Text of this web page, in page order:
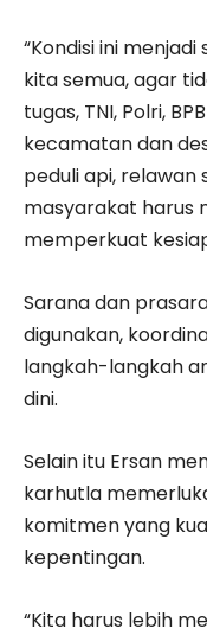
“Kondisi ini
kita semua, agar
tugas, TNI, Polri,
kecamatan dan
peduli api,
masyarakat harus
memperkuat
Sarana dan
digunakan,
langkah-langkah
dini.
Selain itu Ersan
karhutla
komitmen yang
kepentingan.
“Kita harus lebih